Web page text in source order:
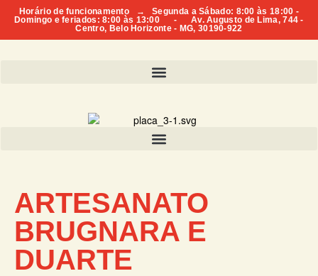
Horário de funcionamento → Segunda a Sábado: 8:00 às 18:00 -
Domingo e feriados: 8:00 às 13:00 - Av. Augusto de Lima, 744 -
Centro, Belo Horizonte - MG, 30190-922
ARTESANATO
BRUGNARA E
DUARTE